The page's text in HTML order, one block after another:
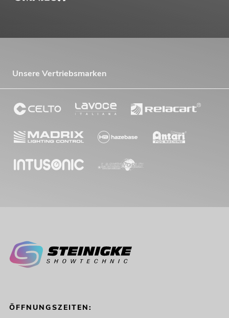
Unsere Vertriebsmarken
ÖFFNUNGSZEITEN: